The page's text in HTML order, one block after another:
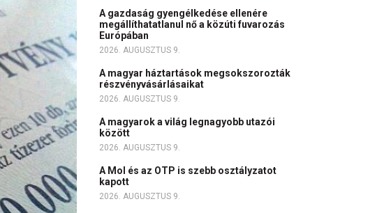
A gazdaság gyengélkedése ellenére
megállíthatatlanul nő a közúti fuvarozás
Európában
2026. AUGUSZTUS 9.
A magyar háztartások megsokszorozták
részvényvásárlásaikat
2026. AUGUSZTUS 9.
A magyarok a világ legnagyobb utazói
között
2026. AUGUSZTUS 9.
A Mol és az OTP is szebb osztályzatot
kapott
2026. AUGUSZTUS 9.